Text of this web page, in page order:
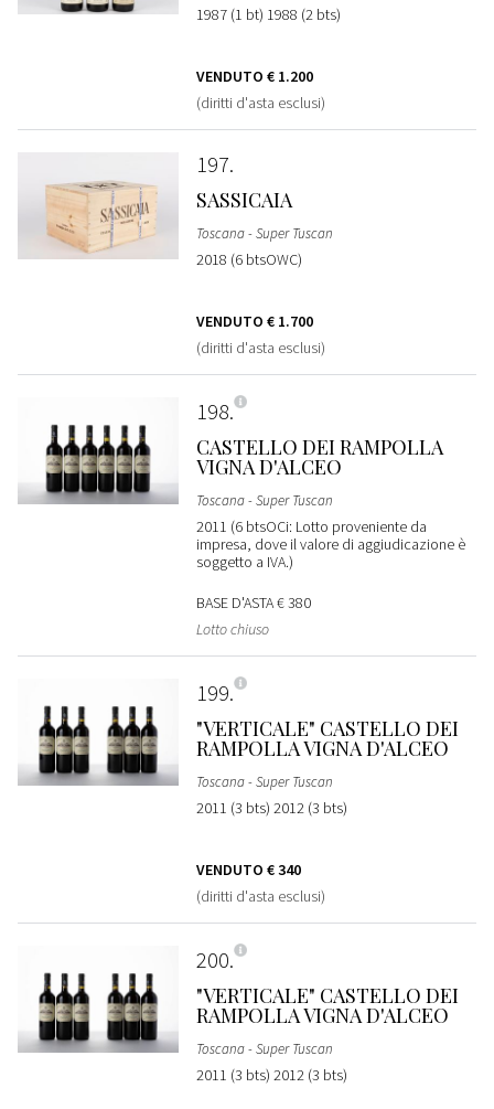
1987 (1 bt) 1988 (2 bts)
VENDUTO € 1.200
(diritti d'asta esclusi)
197
SASSICAIA
Toscana - Super Tuscan
2018 (6 btsOWC)
VENDUTO € 1.700
(diritti d'asta esclusi)
198
CASTELLO DEI RAMPOLLA
VIGNA D'ALCEO
Toscana - Super Tuscan
2011 (6 btsOCi: Lotto proveniente da
impresa, dove il valore di aggiudicazione è
soggetto a IVA.)
BASE D'ASTA€ 380
Lotto chiuso
199
"VERTICALE" CASTELLO DEI
RAMPOLLA VIGNA D'ALCEO
Toscana - Super Tuscan
2011 (3 bts) 2012 (3 bts)
VENDUTO € 340
(diritti d'asta esclusi)
200
"VERTICALE" CASTELLO DEI
RAMPOLLA VIGNA D'ALCEO
Toscana - Super Tuscan
2011 (3 bts) 2012 (3 bts)